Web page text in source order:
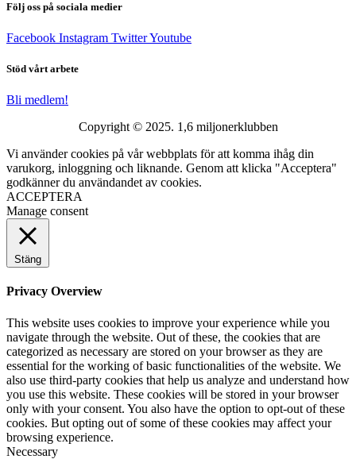
Följ oss på sociala medier
Facebook Instagram TwitterYoutube
Stöd vårt arbete
Bli medlem!
Copyright © 2025. 1,6 miljonerklubben
Vi använder cookies på vår webbplats för att komma ihåg din
varukorg, inloggning och liknande. Genom att klicka "Acceptera"
godkänner du användandet av cookies.
ACCEPTERA
Manage consent
Stäng
Privacy Overview
This website uses cookies to improve your experience while you
navigate through the website. Out of these, the cookies that are
categorized as necessary are stored on your browser as they are
essential for the working of basic functionalities of the website. We
also use third-party cookies that help us analyze and understand how
you use this website. These cookies will be stored in your browser
only with your consent. You also have the option to opt-out of these
cookies. But opting out of some of these cookies may affect your
browsing experience.
Necessary